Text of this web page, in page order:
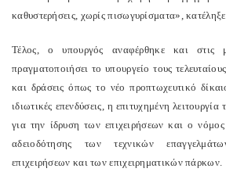
καθυστερήσεις, χωρίς πισωγυρίσματα»,
Τέλος, ο υπουργός αναφέρθηκε και στις
πραγματοποιήσει το υπουργείο τους
και δράσεις όπως το νέο προπτωχευτικό
ιδιωτικές επενδύσεις, η επιτυχημένη
για την ίδρυση των επιχειρήσεων και ο
αδειοδότησης των τεχνικών
επιχειρήσεων και των επιχειρηματικών πάρκων.